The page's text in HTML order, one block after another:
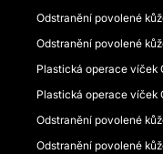
Odstranění povolené
Odstranění povolené
Plastická operace víček
Plastická operace víček
Odstranění povolené
Odstranění povolené